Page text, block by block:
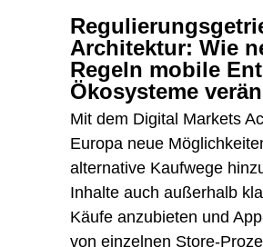
Architektur: Wie
Regeln mobile
Ökosysteme
Mit dem Digital Markets
Europa neue
alternative Kaufwege
Inhalte auch außerhalb
Käufe anzubieten und
von einzelnen Store-